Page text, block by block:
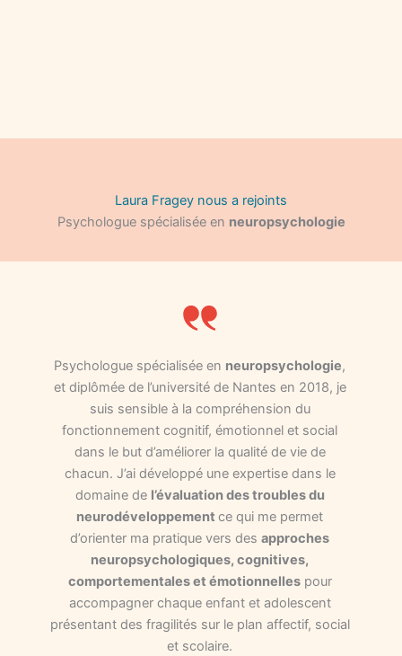
Laura Fragey nous a rejoints
Psychologue spécialisée en neuropsychologie
Psychologue spécialisée en neuropsychologie,
et diplômée de l’université de Nantes en 2018, je
suis sensible à la compréhension du
fonctionnement cognitif, émotionnel et social
dans le but d’améliorer la qualité de vie de
chacun. J’ai développé une expertise dans le
domaine de l’évaluation des troubles du
neurodéveloppementce qui me permet
d’orienter ma pratique vers desapproches
neuropsychologiques, cognitives,
comportementales et émotionnellespour
accompagner chaque enfant et adolescent
présentant des fragilités sur le plan affectif, social
et scolaire.